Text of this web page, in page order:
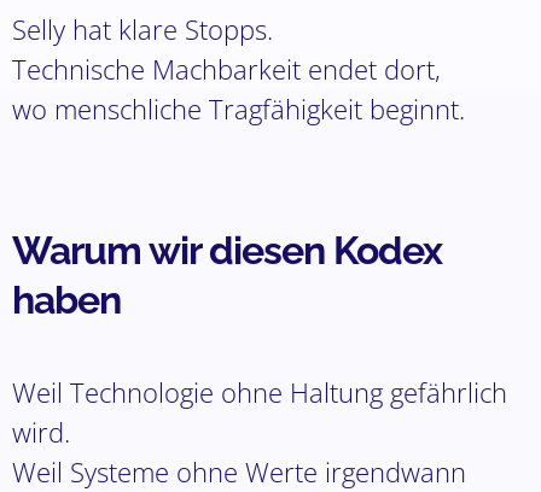
Selly hat klare Stopps.
Technische Machbarkeit endet dort,
wo menschliche Tragfähigkeit beginnt.
Warum wir diesen Kodex
haben
Weil Technologie ohne Haltung gefährlich
wird.
Weil Systeme ohne Werte irgendwann